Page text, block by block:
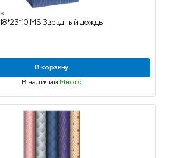
Сумка п/под 18*23*10 MS Звездный дождь
В корзину
В наличии Много